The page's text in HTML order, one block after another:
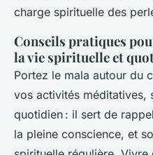
charge spirituelle des
Conseils pratiques
la vie spirituelle et
Portez le mala autour du
vos activités méditatives,
quotidien : il sert de
la pleine conscience, et